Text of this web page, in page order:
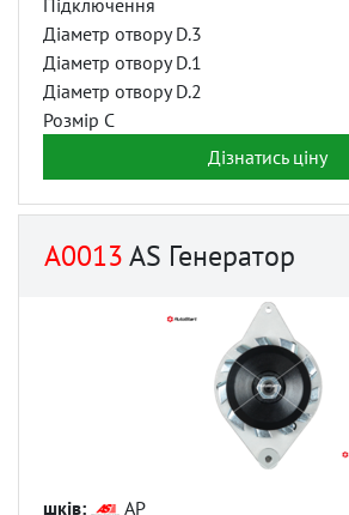
Підключення
Діаметр отвору D.3
Діаметр отвору D.1
Діаметр отвору D.2
Розмір C
Дізнатись ціну
A0013AS Генератор
шків:
AP